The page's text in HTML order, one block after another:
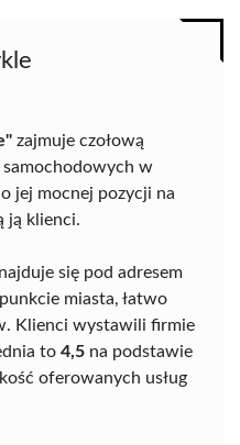
zajmuje czołową
w
jej mocnej pozycji na
ją klienci.
się pod adresem
miasta, łatwo
Klienci wystawili firmie
to 4,5 na podstawie
oferowanych usług